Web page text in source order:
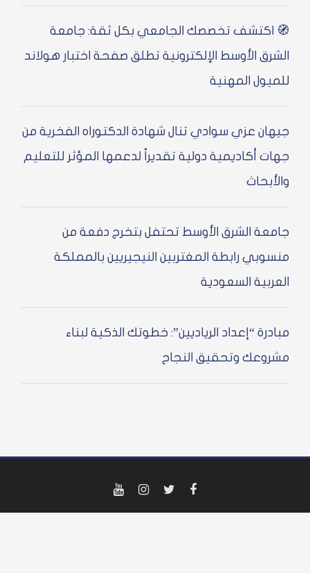
تخصصك الجامعي بكل ثقة: جامعة
الأوسط الإلكترونية تطلق صفحة اختبار هولاند
المهنية
عزي سوادي تنال شهادة الدكتوراه الفخرية من
أكاديمية دولية تقديراً لدعمها المؤثر للتعليم
الشرق الأوسط تحتفل بتخرج دفعة من
رابطة المغتربين النيجيريين بالمملكة
السعودية
“إعداد الرياديين”: خطوتك الذكية لبناء
وتحقيق النجاح
Facebook
Twitter
Instagram
YouTube